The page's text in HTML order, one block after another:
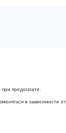
предоплате.
в зависимости